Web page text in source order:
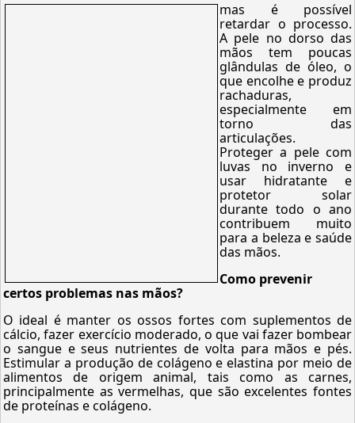
mas é possível
retardar o processo.
A pele no dorso das
mãos tem poucas
glândulas de óleo, o
que encolhe e produz
rachaduras,
especialmente em
torno das
articulações.
Proteger a pele com
luvas no inverno e
usar hidratante e
protetor solar
durante todo o ano
contribuem muito
para a beleza e saúde
das mãos.
Como prevenir
certos problemas nas mãos?
O ideal é manter os ossos fortes com suplementos de
cálcio, fazer exercício moderado, o que vai fazer bombear
o sangue e seus nutrientes de volta para mãos e pés.
Estimular a produção de colágeno e elastina por meio de
alimentos de origem animal, tais como as carnes,
principalmente as vermelhas, que são excelentes fontes
de proteínas e colágeno.